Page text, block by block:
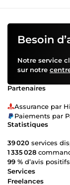
Besoin
Notre service
sur notre
Partenaires
Assurance par
Paiements par
Statistiques
39 020 services
1 335 028
99 % d’avis positifs
Services
Freelances